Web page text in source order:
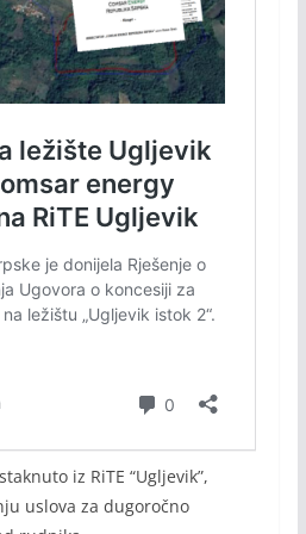
iz RiTE “Ugljevik”,
uslova za dugoročno